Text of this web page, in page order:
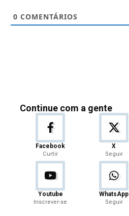
0 COMENTÁRIOS
Continue com a gente
Facebook
Curtir
X
Seguir
Youtube
Inscrever-se
WhatsApp
Seguir